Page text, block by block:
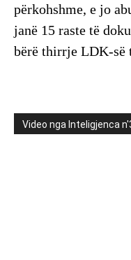
përkohshme, e jo
janë 15 raste të
bërë thirrje LDK-së
Video nga Inteligjenca